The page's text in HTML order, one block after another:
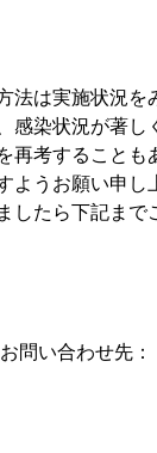
法は実施状況を
感染状況が著し
再考することも
うお願い申し
したら下記まで
問い合わせ先：